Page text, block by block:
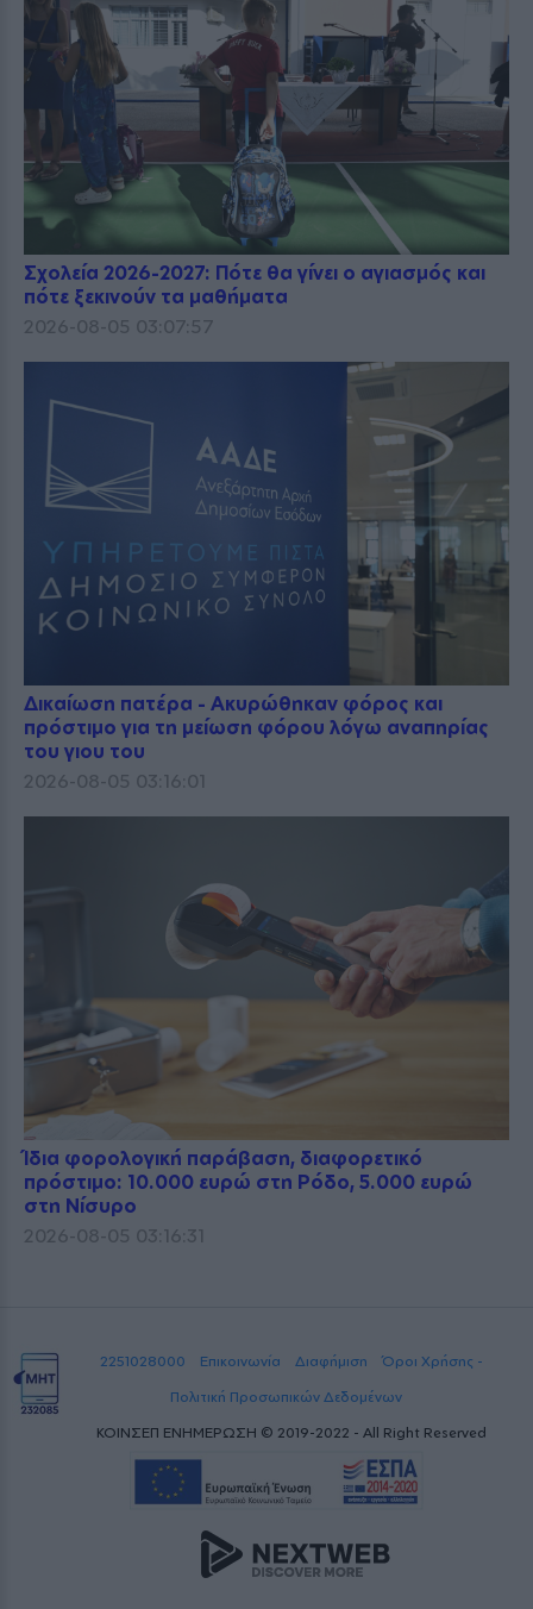
Σχολεία 2026-2027: Πότε θα γίνει ο αγιασμός και
πότε ξεκινούν τα μαθήματα
2026-08-05 03:07:57
Δικαίωση πατέρα - Ακυρώθηκαν φόρος και
πρόστιμο για τη μείωση φόρου λόγω αναπηρίας
του γιου του
2026-08-05 03:16:01
Ίδια φορολογική παράβαση, διαφορετικό
πρόστιμο: 10.000 ευρώ στη Ρόδο, 5.000 ευρώ
στη Νίσυρο
2026-08-05 03:16:31
2251028000 Επικοινωνία Διαφήμιση
Όροι Χρήσης -
Πολιτική Προσωπικών Δεδομένων
ΚΟΙΝΣΕΠ ΕΝΗΜΕΡΩΣΗ © 2019-2022 - All Right Reserved